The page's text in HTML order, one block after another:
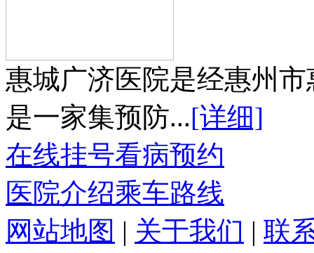
惠城广济医院是经惠州
是一家集预防...[详细]
在线挂号看病预约
医院介绍乘车路线
网站地图 | 关于我们 | 联